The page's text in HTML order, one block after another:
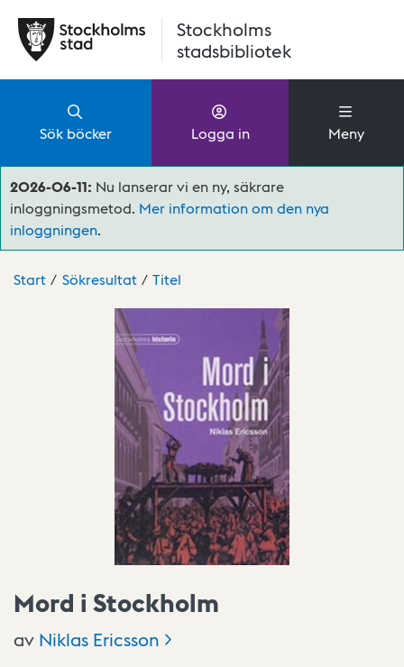
Stockholms
stadsbibliotek
Sök böcker Logga in Meny
2026-06-11: Nu lanserar vi en ny, säkrare
inloggningsmetod. Mer information om den nya
inloggningen.
Start Sökresultat Titel
Mord i Stockholm
av Niklas Ericsson